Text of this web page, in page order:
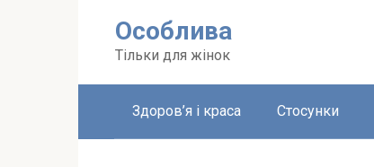
Особлива
Тільки для жінок
Здоров’я і краса Стосунки